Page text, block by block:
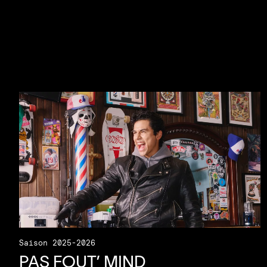
Saison 2025-2026
PAS FOUT ’ MIND